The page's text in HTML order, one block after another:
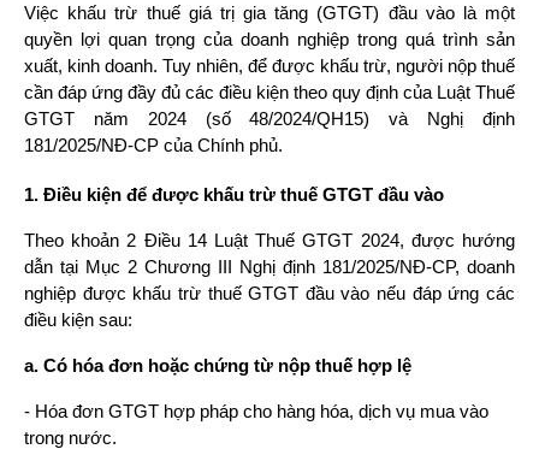
Việc khấu trừ thuế giá trị gia tăng (GTGT) đầu vào là một
quyền lợi quan trọng của doanh nghiệp trong quá trình sản
xuất, kinh doanh. Tuy nhiên, để được khấu trừ, người nộp thuế
cần đáp ứng đầy đủ các điều kiện theo quy định của Luật Thuế
GTGT năm 2024
(số 48/2024/QH15) và Nghị định
181/2025/NĐ-CP của Chính phủ.
1. Điều kiện để được khấu trừ thuế GTGT đầu vào
Theo khoản 2 Điều 14 Luật Thuế GTGT 2024, được hướng
dẫn tại Mục 2 Chương III Nghị định 181/2025/NĐ-CP, doanh
nghiệp được khấu trừ thuế GTGT đầu vào nếu đáp ứng các
điều kiện sau:
a. Có hóa đơn hoặc chứng từ nộp thuế hợp lệ
- Hóa đơn GTGT hợp pháp cho hàng hóa, dịch vụ mua vào
trong nước.